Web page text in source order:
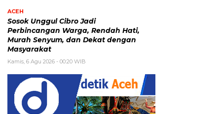
ACEH
Sosok Unggul Cibro Jadi
Perbincangan Warga, Rendah Hati,
Murah Senyum, dan Dekat dengan
Masyarakat
Kamis, 6 Agu 2026 - 00:20 WIB